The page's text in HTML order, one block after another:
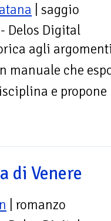
| saggio
Delos Digital
agli
manuale che
e
di Venere
| romanzo